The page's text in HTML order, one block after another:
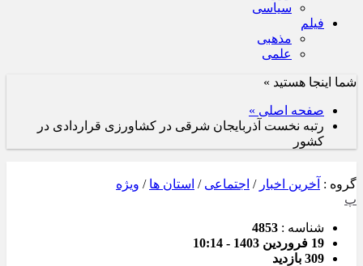
سیاسی
فیلم
مذهبی
علمی
شما اینجا هستید »
صفحه اصلی »
رتبه نخست آذربایجان شرقی در کشاورزی قراردادی در
کشور
گروه : آخرین اخبار / اجتماعی / استان ها / ویژه
پ
شناسه : 4853
19 فروردین 1403 - 10:14
309 بازدید